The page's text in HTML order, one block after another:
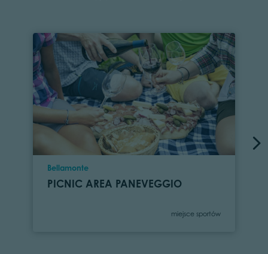
Location
Bellamonte
PICNIC AREA PANEVEGGIO
Category
miejsce sportów